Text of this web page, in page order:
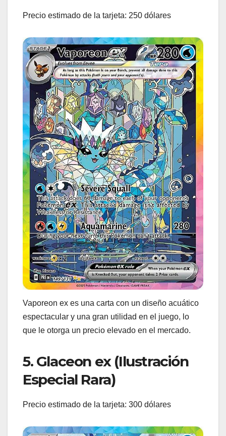
Precio estimado de la tarjeta: 250 dólares
Vaporeon ex es una carta con un diseño acuático
espectacular y una gran utilidad en el juego, lo
que le otorga un precio elevado en el mercado.
5. Glaceon ex (Ilustración
Especial Rara)
Precio estimado de la tarjeta: 300 dólares